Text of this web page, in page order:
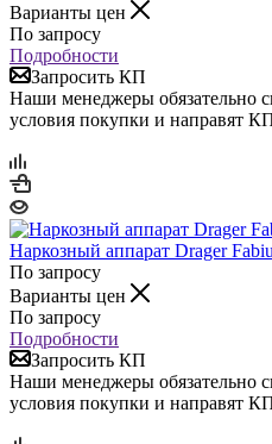
Варианты цен
По запросу
Подробности
Запросить КП
Наши менеджеры обязательно
условия покупки и направят
Наркозный аппарат Drager
По запросу
Варианты цен
По запросу
Подробности
Запросить КП
Наши менеджеры обязательно
условия покупки и направят